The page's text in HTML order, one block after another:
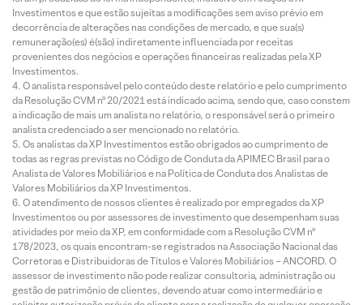
Investimentos e que estão sujeitas a modificações sem aviso prévio em
decorrência de alterações nas condições de mercado, e que sua(s)
remuneração(es) é(são) indiretamente influenciada por receitas
provenientes dos negócios e operações financeiras realizadas pela XP
Investimentos.
O analista responsável pelo conteúdo deste relatório e pelo cumprimento
da Resolução CVM nº 20/2021 está indicado acima, sendo que, caso constem
a indicação de mais um analista no relatório, o responsável será o primeiro
analista credenciado a ser mencionado no relatório.
Os analistas da XP Investimentos estão obrigados ao cumprimento de
todas as regras previstas no Código de Conduta da APIMEC Brasil para o
Analista de Valores Mobiliários e na Política de Conduta dos Analistas de
Valores Mobiliários da XP Investimentos.
O atendimento de nossos clientes é realizado por empregados da XP
Investimentos ou por assessores de investimento que desempenham suas
atividades por meio da XP, em conformidade com a Resolução CVM nº
178/2023, os quais encontram-se registrados na Associação Nacional das
Corretoras e Distribuidoras de Títulos e Valores Mobiliários – ANCORD. O
assessor de investimento não pode realizar consultoria, administração ou
gestão de patrimônio de clientes, devendo atuar como intermediário e